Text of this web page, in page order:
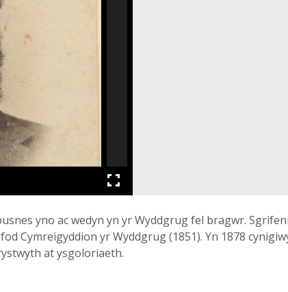
yno ac wedyn yn yr Wyddgrug fel bragwr.
Cymreigyddion yr Wyddgrug (1851). Yn 1878
at ysgoloriaeth.